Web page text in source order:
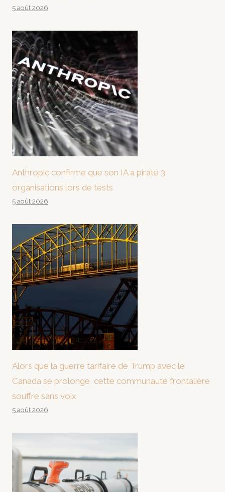
5 août 2026
Anthropic confirme que son IA a piraté 3
organisations lors de tests
5 août 2026
Alors que la guerre tarifaire de Trump avec le
Canada se prolonge, cette communauté frontalière
souffre sans voix
5 août 2026